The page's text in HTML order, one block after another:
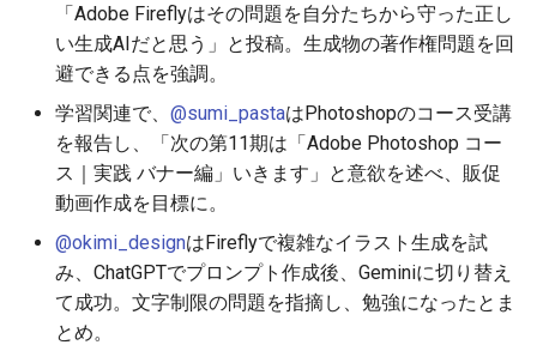
2026-06-20
2026-06-18
2026-06-17
2026-06-16
2026-06-15
2025-12-05
2025-12-03
2025-12-02
2025-12-01
2025-11-30
2026-06-20
2026-06-18
2026-06-17
2026-06-16
2026-06-15
2025-12-05
2025-12-03
2025-12-02
2025-12-01
2025-11-30
2026-01-11
2026-01-11
2026-06-18
2026-06-16
2026-06-14
2026-06-13
2026-06-12
2025-12-05
2025-12-03
2025-12-02
2025-12-01
2025-11-30
2026-01-11
2026-01-04
2026-06-18
2026-06-16
2026-06-15
2026-06-14
2026-06-13
2025-12-05
2025-12-03
2025-12-02
2025-12-01
2025-11-30
2026-01-11
2026-06-20
2026-06-18
2026-06-17
2026-06-16
2026-06-15
2026-06-15
2026-06-13
2026-06-11
2026-06-10
2026-06-09
「Adobe Fireflyはその問題を自分たちから守った正し
い生成AIだと思う」と投稿。生成物の著作権問題を回
避できる点を強調。
学習関連で、 @sumi_pastaはPhotoshopのコース受講
を報告し、「次の第11期は「Adobe Photoshop コー
ス｜実践 バナー編」いきます」と意欲を述べ、販促
動画作成を目標に。
@okimi_designはFireflyで複雑なイラスト生成を試
み、ChatGPTでプロンプト作成後、Geminiに切り替え
て成功。文字制限の問題を指摘し、勉強になったとま
とめ。